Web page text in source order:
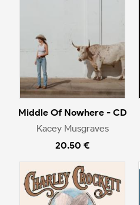
Middle Of Nowhere - CD
Kacey Musgraves
20.50 €